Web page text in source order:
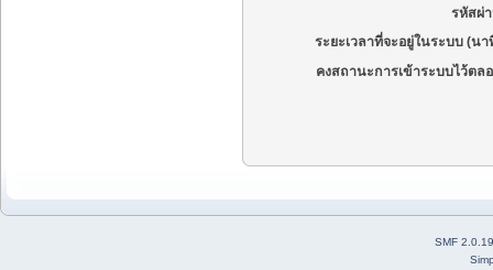
รหัสผ่
ระยะเวลาที่จะอยู่ในระบบ (นา
คงสถานะการเข้าระบบไว้ตล
SMF 2.0.19